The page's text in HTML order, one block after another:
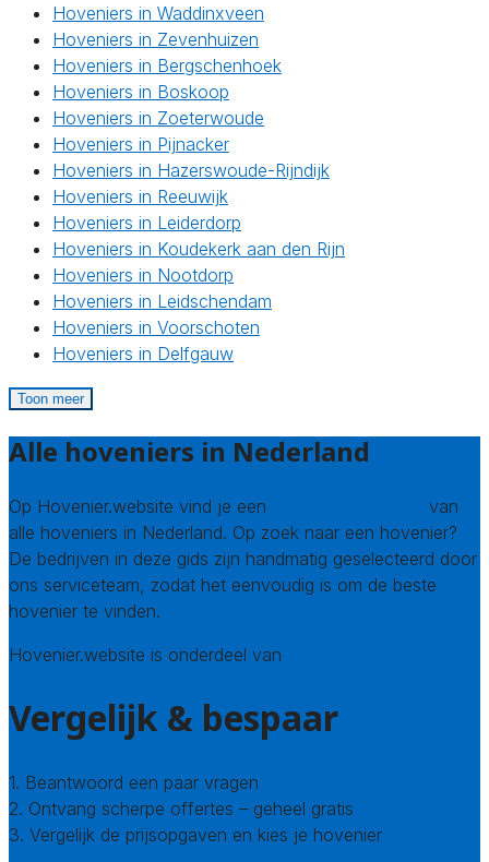
Hoveniers in Waddinxveen
Hoveniers in Zevenhuizen
Hoveniers in Bergschenhoek
Hoveniers in Boskoop
Hoveniers in Zoeterwoude
Hoveniers in Pijnacker
Hoveniers in Hazerswoude-Rijndijk
Hoveniers in Reeuwijk
Hoveniers in Leiderdorp
Hoveniers in Koudekerk aan den Rijn
Hoveniers in Nootdorp
Hoveniers in Leidschendam
Hoveniers in Voorschoten
Hoveniers in Delfgauw
Toon meer
Alle hoveniers in Nederland
Op Hovenier.website vind je een
van
alle hoveniers in Nederland. Op zoek naar een hovenier?
De bedrijven in deze gids zijn handmatig geselecteerd door
ons serviceteam, zodat het eenvoudig is om de beste
hovenier te vinden.
Hovenier.website is onderdeel van
Vergelijk & bespaar
1. Beantwoord een paar vragen
2. Ontvang scherpe offertes – geheel gratis
3. Vergelijk de prijsopgaven en kies je hovenier